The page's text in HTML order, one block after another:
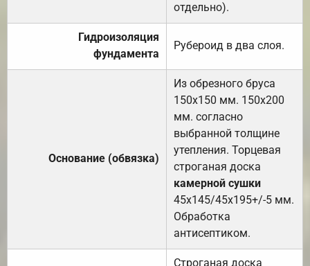
отдельно).
Гидроизоляция
фундамента
Рубероид в два слоя.
Основание (обвязка)
Из обрезного бруса
150х150 мм. 150х200
мм. согласно
выбранной толщине
утепления. Торцевая
строганая доска
камерной сушки
45х145/45х195+/-5 мм.
Обработка
антисептиком.
Строганая доска